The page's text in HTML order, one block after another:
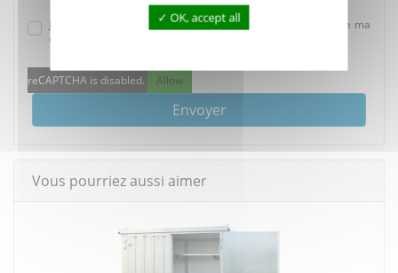
J'accepte que mes données soient utilisées dans le cadre de ma
demande.
reCAPTCHA is disabled. Allow
Envoyer
Vous pourriez aussi aimer
OK, accept all